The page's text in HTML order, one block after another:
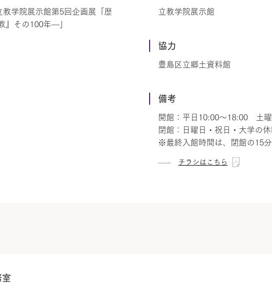
学院展示館第5回企画展「歴
』その100年—」
立教学院展示館
協力
豊島区立郷土資料館
備考
開館：平日10:00～18:00 土
閉館：日曜日・祝日・大学の
※最終入館時間は、閉館の15分
チラシはこちら